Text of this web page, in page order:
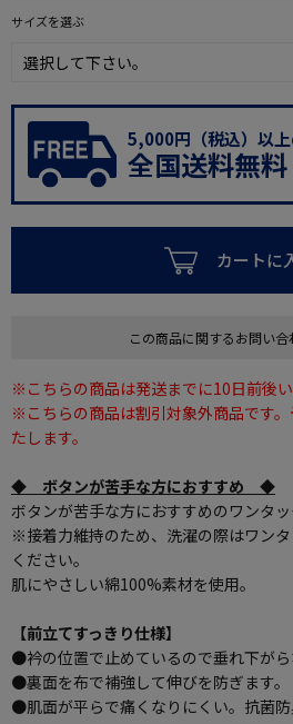
サイズを選ぶ
5,000円（税込）以
全国送料無料
カートに
この商品に関するお問い合
※こちらの商品は発送までに10日前後い
※こちらの商品は割引対象外商品です
たします。
◆ ボタンが苦手な方におすすめ ◆
ボタンが苦手な方におすすめのワンタッ
※接着力維持のため、洗濯の際はワン
ください。
肌にやさしい綿100%素材を使用。
【前立てすっきり仕様】
●衿の位置で止めているので垂れ下がら
●裏面を布で補強して伸びを防ぎます。
●肌面が平らで痛くなりにくい。抗菌防